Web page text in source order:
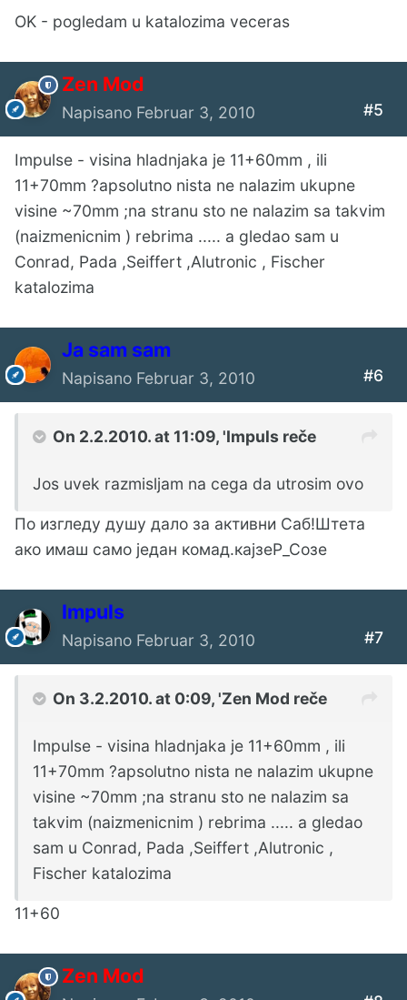
OK - pogledam u katalozima veceras
Zen Mod
Napisano Februar 3, 2010 #5
Impulse - visina hladnjaka je 11+60mm , ili
11+70mm ?apsolutno nista ne nalazim ukupne
visine ~70mm ;na stranu sto ne nalazim sa takvim
(naizmenicnim ) rebrima ..... a gledao sam u
Conrad, Pada ,Seiffert ,Alutronic , Fischer
katalozima
Ја sam sam
Napisano Februar 3, 2010 #6
On 2.2.2010. at 11:09, 'Impuls reče
Јos uvek razmisljam na cega da utrosim ovo
По изгледу душу дало за активни Саб!Штета
ако имаш само један комад.кајзеР_Созе
Impuls
Napisano Februar 3, 2010 #7
On 3.2.2010. at 0:09, 'Zen Mod reče
Impulse - visina hladnjaka je 11+60mm , ili
11+70mm ?apsolutno nista ne nalazim ukupne
visine ~70mm ;na stranu sto ne nalazim sa
takvim (naizmenicnim ) rebrima ..... a gledao
sam u Conrad, Pada ,Seiffert ,Alutronic ,
Fischer katalozima
11+60
Zen Mod